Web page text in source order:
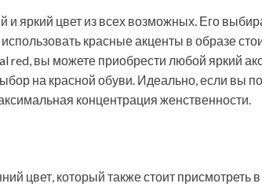
и яркий цвет из всех возможных. Его
красные акценты в образе
red, вы можете приобрести любой яркий
на красной обуви. Идеально, если вы
концентрация женственности.
цвет, который также стоит